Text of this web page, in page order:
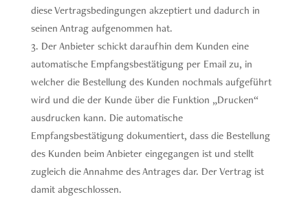
diese Vertragsbedingungen akzeptiert und dadurch in
seinen Antrag aufgenommen hat.
Der Anbieter schickt daraufhin dem Kunden eine
automatische Empfangsbestätigung per Email zu, in
welcher die Bestellung des Kunden nochmals aufgeführt
wird und die der Kunde über die Funktion „Drucken“
ausdrucken kann. Die automatische
Empfangsbestätigung dokumentiert, dass die Bestellung
des Kunden beim Anbieter eingegangen ist und stellt
zugleich die Annahme des Antrages dar. Der Vertrag ist
damit abgeschlossen.